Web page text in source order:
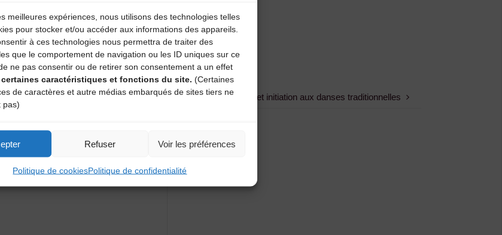
meilleures expériences, nous utilisons des technologies telles
pour stocker et/ou accéder aux informations des appareils.
à ces technologies nous permettra de traiter des
que le comportement de navigation ou les ID uniques sur ce
ne pas consentir ou de retirer son consentement a un effet
caractéristiques et fonctions du site. (Certaines
de caractères et autre médias embarqués de sites tiers ne
pas)
Refuser Voir les préférences
Politique de cookiesPolitique de confidentialité
Projection du film « Paroles du Mézenc » et initiation aux danses traditionnelles
sont indiqués avec